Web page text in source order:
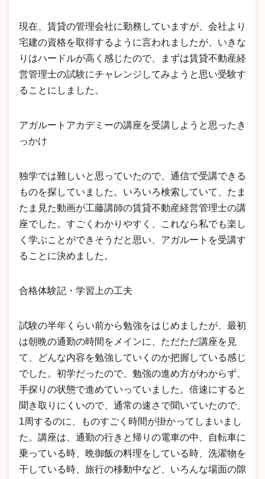
現在、賃貸の管理会社に勤務していますが、会社より
宅建の資格を取得するように言われましたが、いきな
りはハードルが高く感じたので、まずは賃貸不動産経
営管理士の試験にチャレンジしてみようと思い受験す
ることにしました。
アガルートアカデミーの講座を受講しようと思ったき
っかけ
独学では難しいと思っていたので、通信で受講できる
ものを探していました。いろいろ検索していて、たま
たま見た動画が工藤講師の賃貸不動産経営管理士の講
座でした。すごくわかりやすく、これなら私でも楽し
く学ぶことができそうだと思い、アガルートを受講す
ることに決めました。
合格体験記・学習上の工夫
試験の半年くらい前から勉強をはじめましたが、最初
は朝晩の通勤の時間をメインに、ただただ講座を見
て、どんな内容を勉強していくのか把握している感じ
でした。初学だったので、勉強の進め方がわからず、
手探りの状態で進めていっていました。倍速にすると
聞き取りにくいので、通常の速さで聞いていたので、
1周するのに、ものすごく時間が掛かってしまいまし
た。講座は、通勤の行きと帰りの電車の中、自転車に
乗っている時、晩御飯の料理をしている時、洗濯物を
干している時、旅行の移動中など、いろんな場面の隙